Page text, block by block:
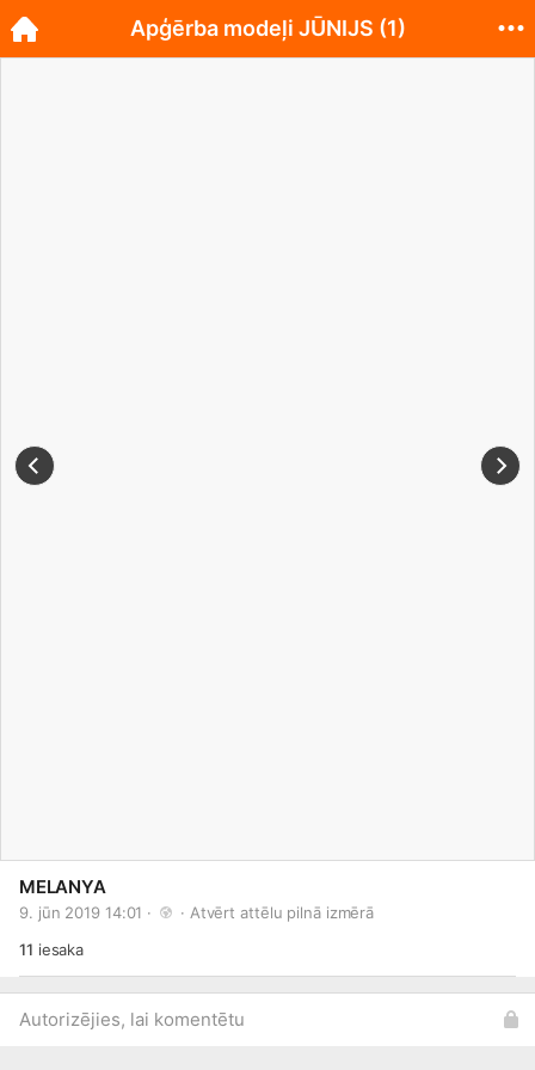
MELANYA
9. jūn 2019 14:01 · · Atvērt attēlu pilnā izmērā
11 iesaka
Autorizējies, lai komentētu
Apģērba modeļi JŪNIJS (1)